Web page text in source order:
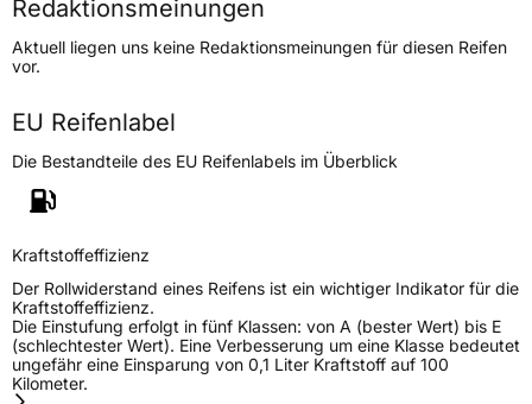
Höchstgeschwindigkeit
270 km/h
Lastindex105
Höchstlast925 kg
Generelle Merkmale
Fahrzeugtyp
VerwendungSommerreifen
ModellnameRoyal Explorer 2
FahrzeugartPKW & SUV
Weitere Eigenschaften
Redaktionsmeinungen
Aktuell liegen uns keine Redaktionsmeinungen für diesen Reifen
vor.
EU Reifenlabel
Die Bestandteile des EU Reifenlabels im Überblick
Kraftstoffeffizienz
Der Rollwiderstand eines Reifens ist ein wichtiger Indikator für die
Kraftstoffeffizienz.
Die Einstufung erfolgt in fünf Klassen: von A (bester Wert) bis E
(schlechtester Wert). Eine Verbesserung um eine Klasse bedeutet
ungefähr eine Einsparung von 0,1 Liter Kraftstoff auf 100
Kilometer.